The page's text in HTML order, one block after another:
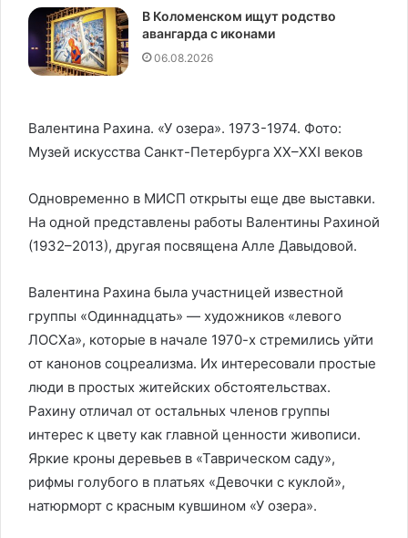
В Коломенском ищут родство
авангарда с иконами
06.08.2026
Валентина Рахина. «У озера». 1973-1974. Фото:
Музей искусства Санкт-Петербурга XX–XXI веков
Одновременно в МИСП открыты еще две выставки.
На одной представлены работы Валентины Рахиной
(1932–2013), другая посвящена Алле Давыдовой.
Валентина Рахина была участницей известной
группы «Одиннадцать» — художников «левого
ЛОСХа», которые в начале 1970-х стремились уйти
от канонов соцреализма. Их интересовали простые
люди в простых житейских обстоятельствах.
Рахину отличал от остальных членов группы
интерес к цвету как главной ценности живописи.
Яркие кроны деревьев в «Таврическом саду»,
рифмы голубого в платьях «Девочки с куклой»,
натюрморт с красным кувшином «У озера».